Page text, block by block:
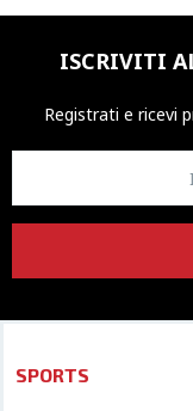
ISCRIVITI
Registrati e ricevi
SPORTS